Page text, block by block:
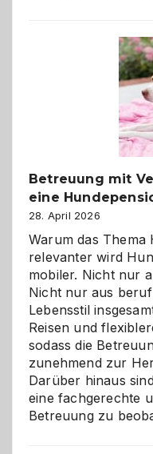
Betreuung mit
eine
28. April 2026
Warum das Thema
relevanter wird
mobiler. Nicht nur
Nicht nur aus
Lebensstil
Reisen und
sodass die
zunehmend zur
Darüber hinaus
eine fachgerechte
Betreuung zu